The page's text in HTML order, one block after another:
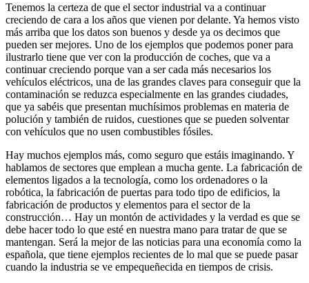
Tenemos la certeza de que el sector industrial va a continuar
creciendo de cara a los años que vienen por delante. Ya hemos visto
más arriba que los datos son buenos y desde ya os decimos que
pueden ser mejores. Uno de los ejemplos que podemos poner para
ilustrarlo tiene que ver con la producción de coches, que va a
continuar creciendo porque van a ser cada más necesarios los
vehículos eléctricos, una de las grandes claves para conseguir que la
contaminación se reduzca especialmente en las grandes ciudades,
que ya sabéis que presentan muchísimos problemas en materia de
polución y también de ruidos, cuestiones que se pueden solventar
con vehículos que no usen combustibles fósiles.
Hay muchos ejemplos más, como seguro que estáis imaginando. Y
hablamos de sectores que emplean a mucha gente. La fabricación de
elementos ligados a la tecnología, como los ordenadores o la
robótica, la fabricación de puertas para todo tipo de edificios, la
fabricación de productos y elementos para el sector de la
construcción… Hay un montón de actividades y la verdad es que se
debe hacer todo lo que esté en nuestra mano para tratar de que se
mantengan. Será la mejor de las noticias para una economía como la
española, que tiene ejemplos recientes de lo mal que se puede pasar
cuando la industria se ve empequeñecida en tiempos de crisis.